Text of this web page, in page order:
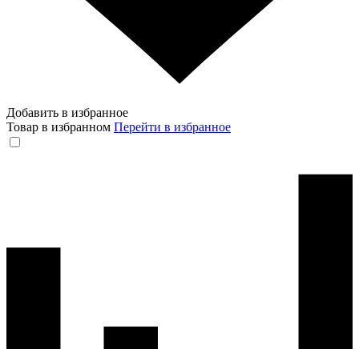
Добавить в избранное
Товар в избранном Перейти в избранное